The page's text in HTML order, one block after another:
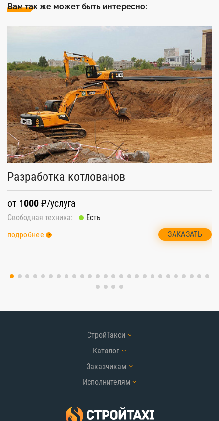
Вам так же может быть интересно:
Разработка котлованов
от 1000 ₽/услуга
Свободная техника:
Есть
подробнее
ЗАКАЗАТЬ
СтройТакси
Каталог
Заказчикам
Исполнителям